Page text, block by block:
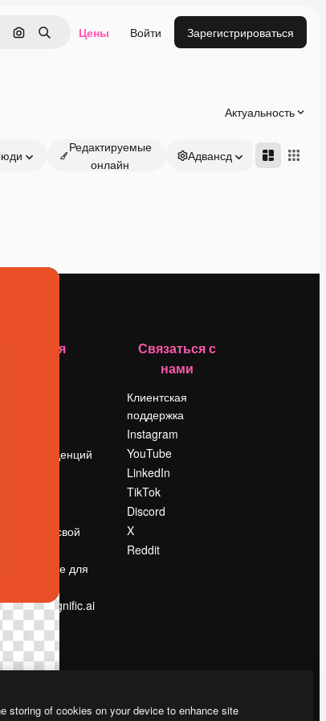
Поиск по изображению
Поиск Цены Войти Зарегистрироваться
Актуальность
Редактируемые
онлайн
Адвансд
Компания
Поиск тенденций
Продайте свой
Помещение для
Ищете magnific.ai
Связаться с
нами
Клиентская
поддержка
Instagram
YouTube
LinkedIn
TikTok
Discord
X
Reddit
storing of cookies on your device to enhance site